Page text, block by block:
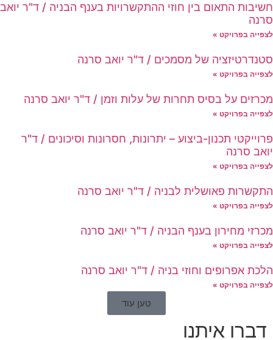
חשיבות התאום בין חוזי ההתקשרויות בענף הבניה / ד"ר יואב
סרנה
לצפייה בפרויקט »
סטנדרטיזציה של מסמכים / ד"ר יואב סרנה
לצפייה בפרויקט »
מכרזים על בסיס תחרות של עלות וזמן / ד"ר יואב סרנה
לצפייה בפרויקט »
פרוייקטי תכנון-ביצוע – יתרונות, חסרונות וסיכונים / ד"ר
יואב סרנה
לצפייה בפרויקט »
התקשרות פאושלית לבניה / ד"ר יואב סרנה
לצפייה בפרויקט »
מכרזי מחירון בענף הבניה / ד"ר יואב סרנה
לצפייה בפרויקט »
הלכת אפרופים וחוזי בניה / ד"ר יואב סרנה
לצפייה בפרויקט »
טען עוד
דברו איתנו